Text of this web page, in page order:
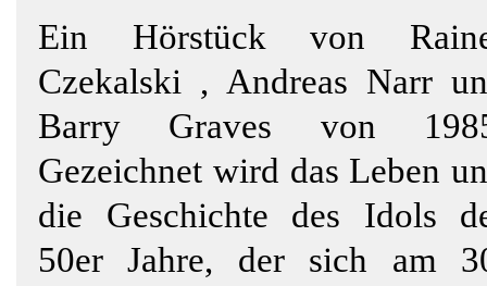
Ein Hörstück von
Czekalski , Andreas Narr
Barry Graves von
Gezeichnet wird das Leben
die Geschichte des Idols
50er Jahre, der sich am